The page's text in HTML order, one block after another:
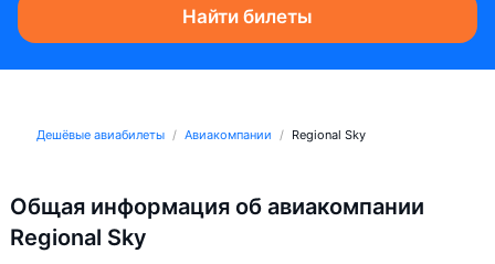
Найти билеты
Дешёвые авиабилеты Авиакомпании Regional Sky
Общая информация об авиакомпании
Regional Sky